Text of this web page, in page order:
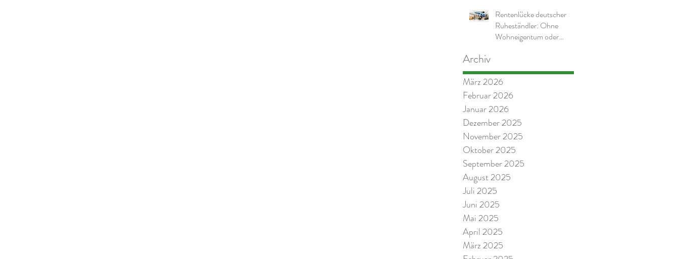
Rentenlücke deutscher
Ruheständler: Ohne
Wohneigentum oder
Archiv
März 2026
Februar 2026
Januar 2026
Dezember 2025
November 2025
Oktober 2025
September 2025
August 2025
Juli 2025
Juni 2025
Mai 2025
April 2025
März 2025